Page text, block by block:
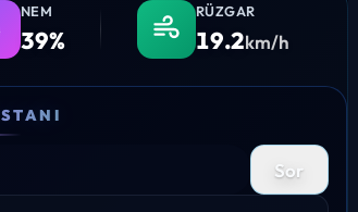
NEM
39%
RÜZGAR
19.2km/h
Sor
09:00 10:00 11:00
35°
Yağış: 0%
12:00
Yağış: 0%